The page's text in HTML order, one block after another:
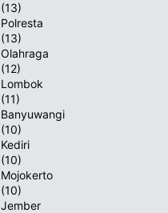
(13)
Polresta
(13)
Olahraga
(12)
Lombok
(11)
Banyuwangi
(10)
Kediri
(10)
Mojokerto
(10)
Jember